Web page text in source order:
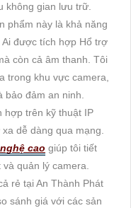
không gian lưu trữ.
phẩm này là khả năng
được tích hợp Hổ trợ
còn cả âm thanh. Tôi
trong khu vực camera,
bảo đảm an ninh.
hợp trên kỹ thuật IP
dễ dàng qua mạng.
cao giúp tôi tiết
quản lý camera.
rẻ tại An Thành Phát
sánh giá với các sản